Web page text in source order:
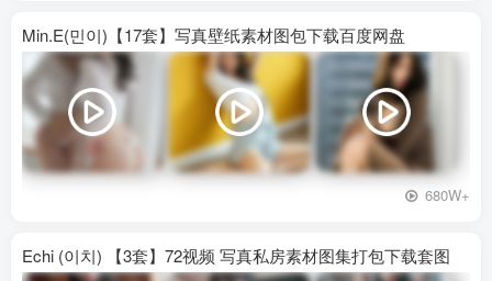
Min.E(민이)【17套】写真壁纸素材图包下载百度网盘
680W+
Echi (이치) 【3套】72视频 写真私房素材图集打包下载套图